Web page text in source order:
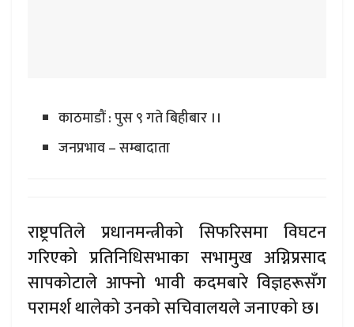
काठमाडौं : पुस ९ गते बिहीबार ।।
जनप्रभाव – सम्बादाता
राष्ट्रपतिले प्रधानमन्त्रीको सिफरिसमा विघटन
गरिएको प्रतिनिधिसभाका सभामुख अग्निप्रसाद
सापकोटाले आफ्नो भावी कदमबारे विज्ञहरूसँग
परामर्श थालेको उनको सचिवालयले जनाएको छ।